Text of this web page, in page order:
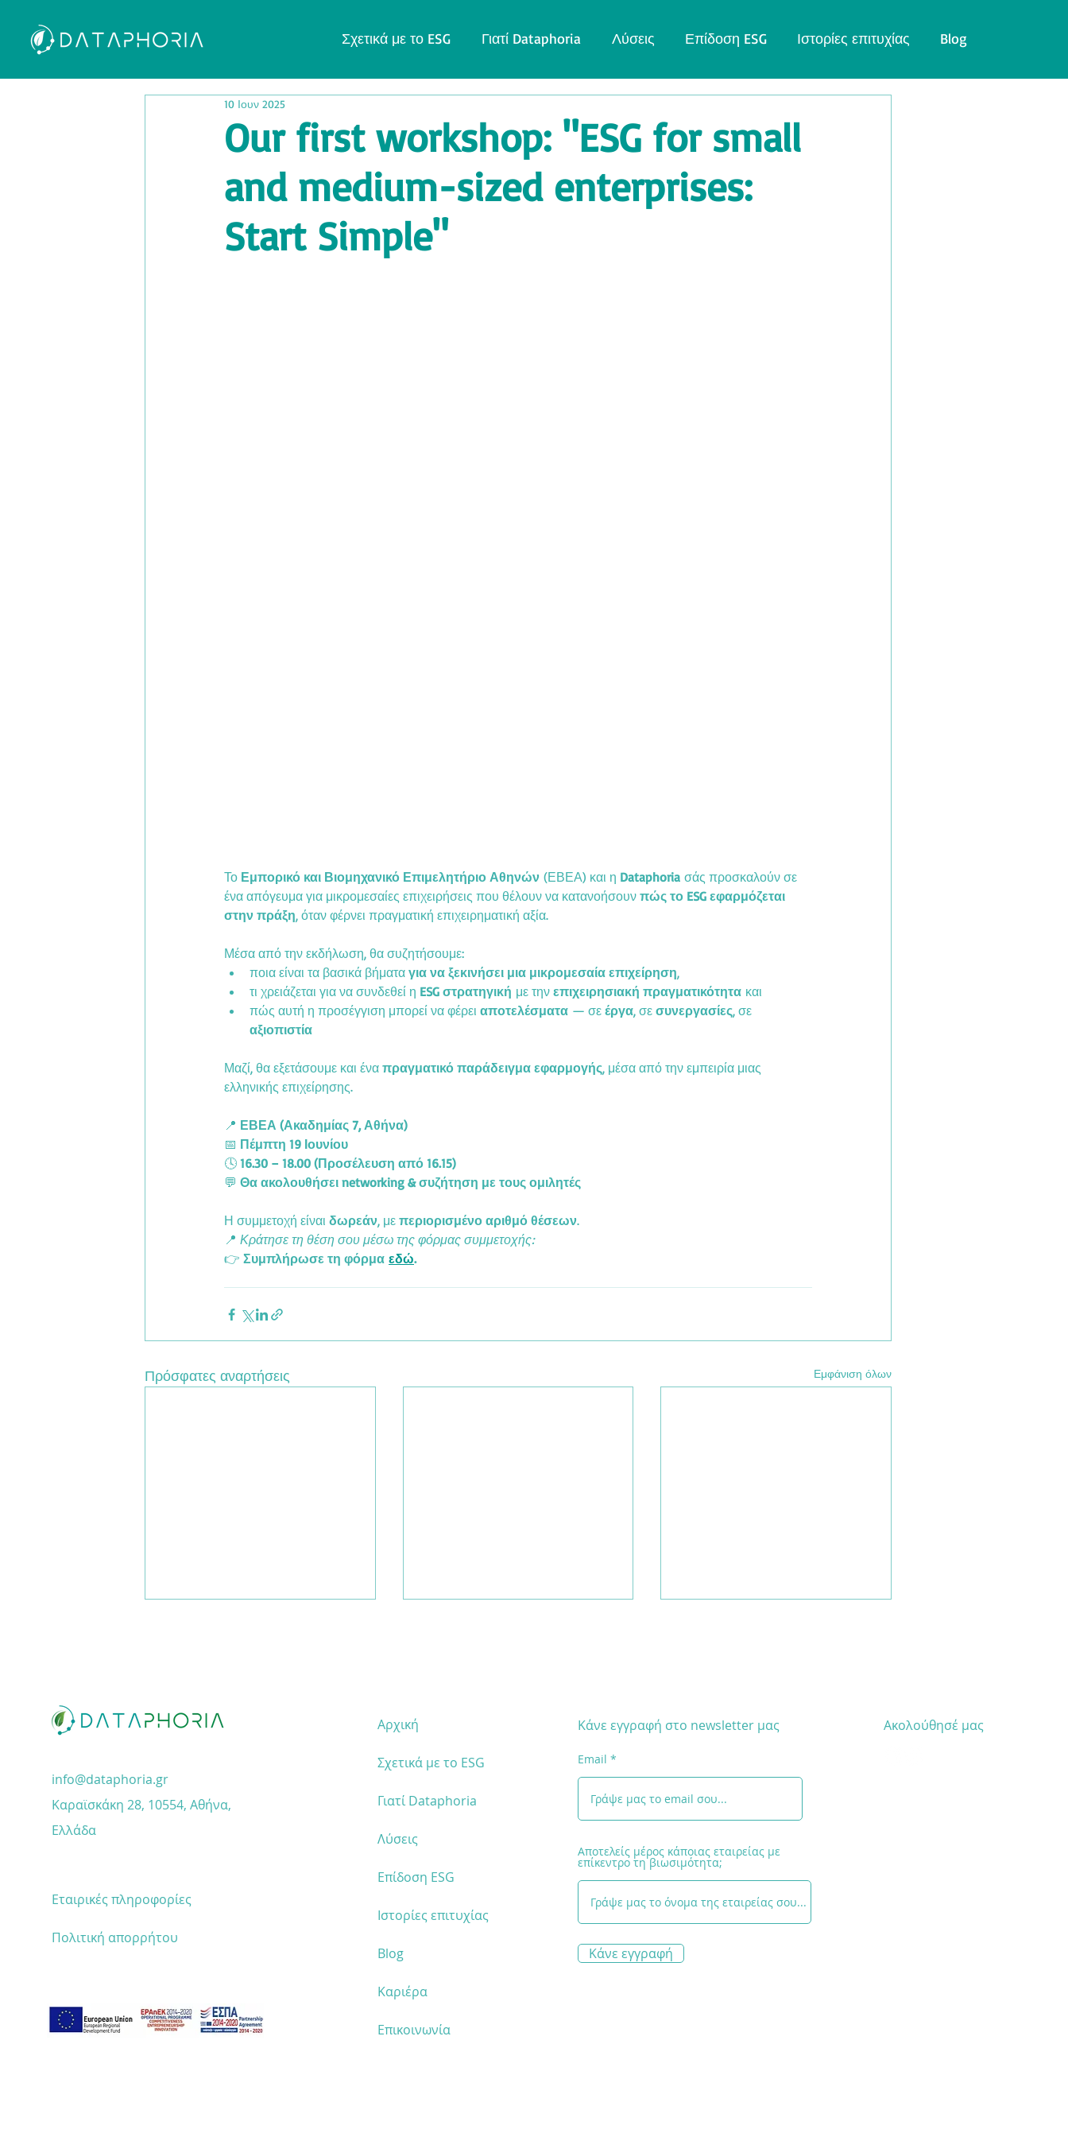
Σχετικά με το ESG Γιατί Dataphoria Λύσεις Επίδοση ESG Ιστορίες επιτυχίας Blog
Our first workshop: "ESG for small
and medium-sized enterprises:
Start Simple"
10 Ιουν 2025
Το Εμπορικό και Βιομηχανικό Επιμελητήριο Αθηνών (ΕΒΕΑ) και η Dataphoria σάς προσκαλούν σε
ένα απόγευμα για μικρομεσαίες επιχειρήσεις που θέλουν να κατανοήσουν πώς το ESG εφαρμόζεται
στην πράξη, όταν φέρνει πραγματική επιχειρηματική αξία.
Μέσα από την εκδήλωση, θα συζητήσουμε:
ποια είναι τα βασικά βήματα για να ξεκινήσει μια μικρομεσαία επιχείρηση,
τι χρειάζεται για να συνδεθεί η ESG στρατηγική με την επιχειρησιακή πραγματικότητα και
πώς αυτή η προσέγγιση μπορεί να φέρει αποτελέσματα — σε έργα, σε συνεργασίες, σε
αξιοπιστία
Μαζί, θα εξετάσουμε και ένα πραγματικό παράδειγμα εφαρμογής, μέσα από την εμπειρία μιας
ελληνικής επιχείρησης.
📍 ΕΒΕΑ (Ακαδημίας 7, Αθήνα)
📅 Πέμπτη 19 Ιουνίου
🕓 16.30 – 18.00 (Προσέλευση από 16.15)
💬 Θα ακολουθήσει networking & συζήτηση με τους ομιλητές
Η συμμετοχή είναι δωρεάν, με περιορισμένο αριθμό θέσεων.
📍 Κράτησε τη θέση σου μέσω της φόρμας συμμετοχής:
👉 Συμπλήρωσε τη φόρμα εδώ.
Πρόσφατες αναρτήσεις Εμφάνιση όλων
μικρομεσαίες επιχειρήσεις:
χρηματοδότηση"
Νέο webinar: "ESG για
μικρομεσαίες επιχειρήσεις:
Ευκαιρίες και
χρηματοδότηση"
Dataphoria on ESG NEWS!
info@dataphoria.gr
Καραϊσκάκη 28, 10554, Αθήνα,
Ελλάδα
Εταιρικές πληροφορίες
Πολιτική απορρήτου
Αρχική
Σχετικά με το ESG
Γιατί Dataphoria
Λύσεις
Επίδοση ESG
Ιστορίες επιτυχίας
Blog
Καριέρα
Επικοινωνία
Κάνε εγγραφή στο newsletter μας
Email
Αποτελείς μέρος κάποιας εταιρείας με
επίκεντρο τη βιωσιμότητα;
Κάνε εγγραφή
Ακολούθησέ μας